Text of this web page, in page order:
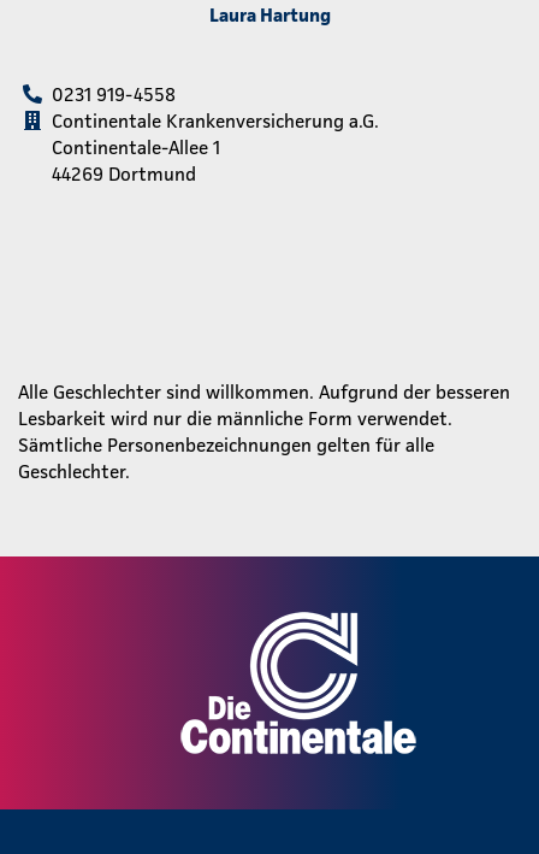
Laura Hartung
0231 919-4558
Continentale Krankenversicherung a.G.
Continentale-Allee 1
44269 Dortmund
Alle Geschlechter sind willkommen. Aufgrund der besseren
Lesbarkeit wird nur die männliche Form verwendet.
Sämtliche Personenbezeichnungen gelten für alle
Geschlechter.